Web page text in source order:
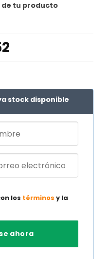
de tu producto
€.
es:
304,52 €.
stock disponible
los términos y la